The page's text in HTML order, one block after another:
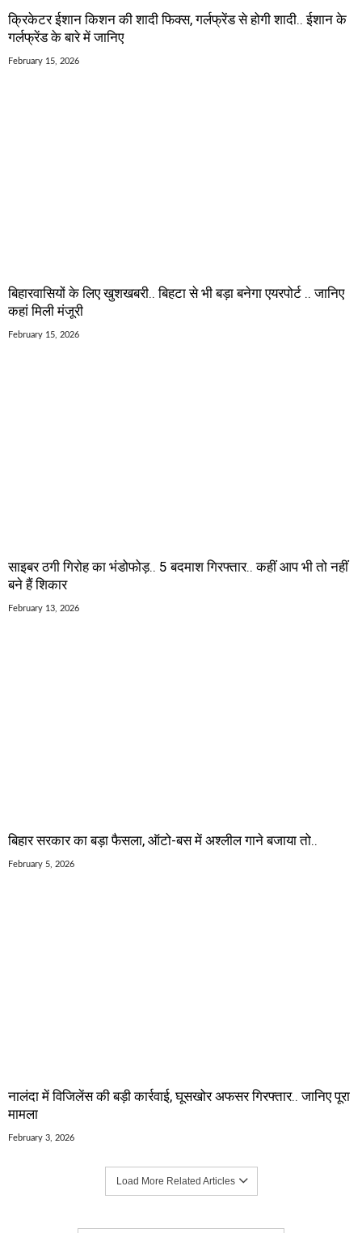
क्रिकेटर ईशान किशन की शादी फिक्स, गर्लफ्रेंड से होगी शादी.. ईशान के
गर्लफ्रेंड के बारे में जानिए
February 15, 2026
बिहारवासियों के लिए खुशखबरी.. बिहटा से भी बड़ा बनेगा एयरपोर्ट .. जानिए
कहां मिली मंजूरी
February 15, 2026
साइबर ठगी गिरोह का भंडोफोड़.. 5 बदमाश गिरफ्तार.. कहीं आप भी तो नहीं
बने हैं शिकार
February 13, 2026
बिहार सरकार का बड़ा फैसला, ऑटो-बस में अश्लील गाने बजाया तो..
February 5, 2026
नालंदा में विजिलेंस की बड़ी कार्रवाई, घूसखोर अफसर गिरफ्तार.. जानिए पूरा
मामला
February 3, 2026
Load More Related Articles